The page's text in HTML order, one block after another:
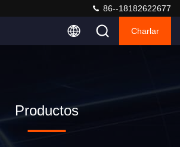
86--18182622677
Charlar
Productos